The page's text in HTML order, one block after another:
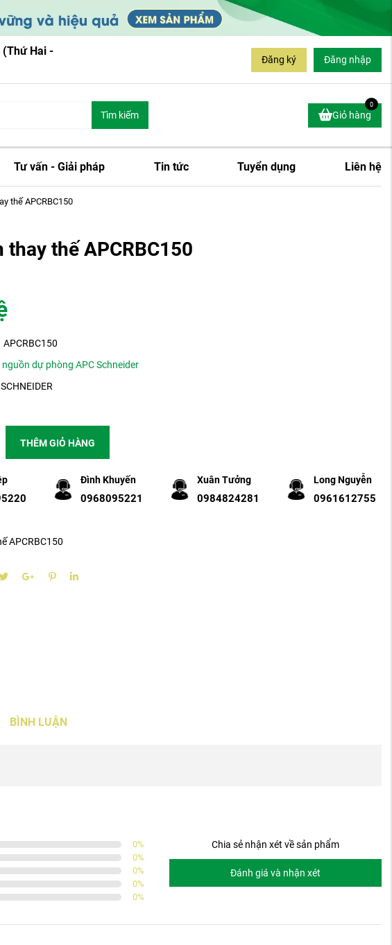
Hai -
Đăng ký Đăng nhập
Tìm kiếm Giỏ hàng
0
Tư vấn - Giải pháp Tin tức Tuyển dụng Liên hệ
thế APCRBC150
thay thế APCRBC150
APCRBC150
nguồn dự phòng APC Schneider
SCHNEIDER
THÊM GIỎ HÀNG
Đình Khuyến
0968095221
Xuân Tưởng
0984824281
Long Nguyễn
0961612755
APCRBC150
BÌNH LUẬN
0%
0%
0%
0%
0%
Chia sẻ nhận xét về sản phẩm
Đánh giá và nhận xét